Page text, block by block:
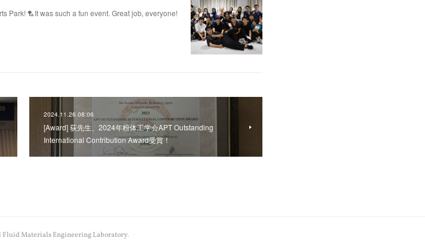
Park! 🏸It was such a fun event. Great job, everyone!
2024.11.26 08:06
[Award] 荻先生、2024年粉体工学会APT Outstanding
International Contribution Award受賞！
Fluid Materials Engineering Laboratory.